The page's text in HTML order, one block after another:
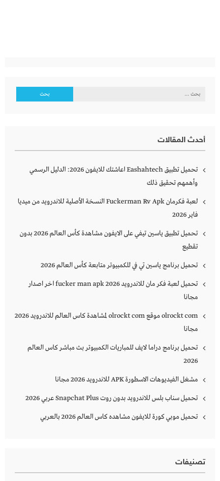
البحث
أحدث المقالات
تحميل تطبيق Eashahtech اعاشتك للايفون 2026: الدليل الرسمي
وأهمهم تحقيق ذلك
لعبة فكرمان Fuckerman Rv Apk النسخة الأصلية للاندرويد من ميديا
فاير 2026
تحميل تطبيق ياسين تيفي على الايفون مشاهدة كأس العالم 2026 بدون
تقطيع
تحميل برنامج ياسين تي في للكمبيوتر متابعة كأس العالم 2026
تحميل لعبة فكر مان للاندرويد 2026 fucker man apk اخر اصدار
مجانا
olrockt com موقع olrockt com لمشاهدة كاس العالم للاندرويد 2026
مجانا
تحميل برنامج دراما لايف للمباريات الكمبيوتر بث مباشر كاس العالم
2026
مشغل الفيديوهات الاسطورة APK للاندرويد 2026 مجانا
تحميل سناب بلس للاندرويد بدون روت Snapchat Plus‏ عربي 2026
تحميل موبي كورة للايفون مشاهده كاس العالم 2026 بالعربي
تصنيفات